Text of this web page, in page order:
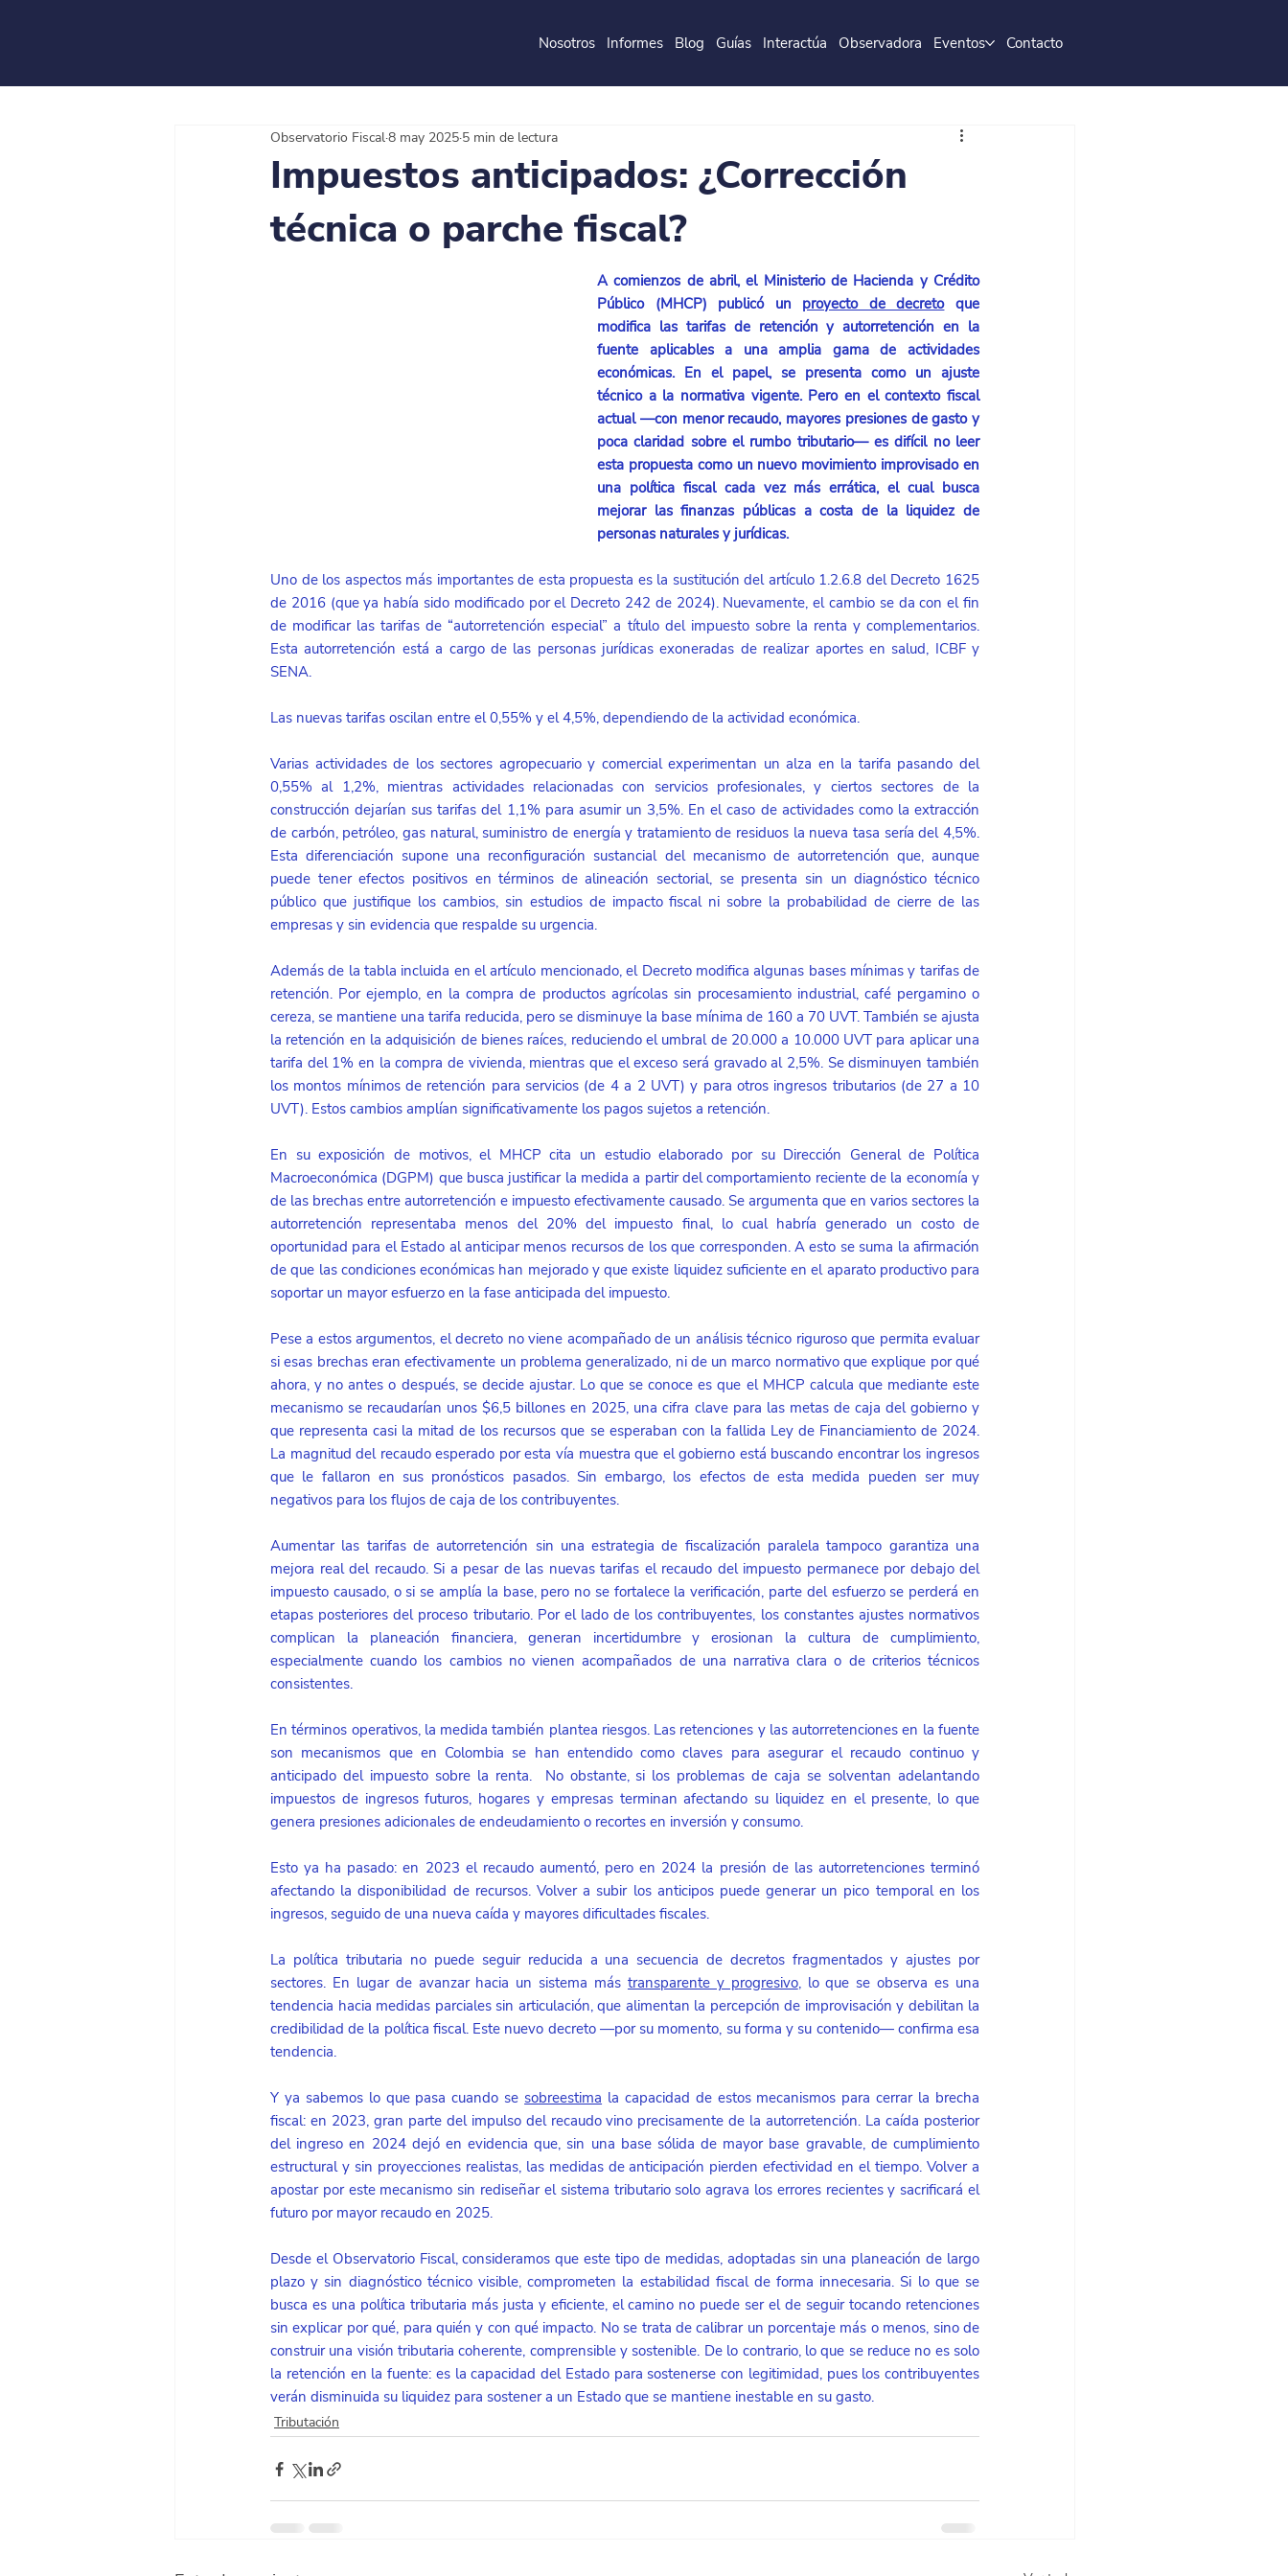
Nosotros Informes Blog Guías Interactúa Observadora Eventos Contacto
Impuestos anticipados: ¿Corrección
técnica o parche fiscal?
Observatorio Fiscal8 may 2025 5 min de lectura
A comienzos de abril, el Ministerio de Hacienda y Crédito
Público (MHCP) publicó un proyecto de decreto que
modifica las tarifas de retención y autorretención en la
fuente aplicables a una amplia gama de actividades
económicas. En el papel, se presenta como un ajuste
técnico a la normativa vigente. Pero en el contexto fiscal
actual —con menor recaudo, mayores presiones de gasto y
poca claridad sobre el rumbo tributario— es difícil no leer
esta propuesta como un nuevo movimiento improvisado en
una política fiscal cada vez más errática, el cual busca
mejorar las finanzas públicas a costa de la liquidez de
personas naturales y jurídicas.
Uno de los aspectos más importantes de esta propuesta es la sustitución del artículo 1.2.6.8 del Decreto 1625
de 2016 (que ya había sido modificado por el Decreto 242 de 2024). Nuevamente, el cambio se da con el fin
de modificar las tarifas de “autorretención especial” a título del impuesto sobre la renta y complementarios.
Esta autorretención está a cargo de las personas jurídicas exoneradas de realizar aportes en salud, ICBF y
SENA.
Las nuevas tarifas oscilan entre el 0,55% y el 4,5%, dependiendo de la actividad económica.
Varias actividades de los sectores agropecuario y comercial experimentan un alza en la tarifa pasando del
0,55% al 1,2%, mientras actividades relacionadas con servicios profesionales, y ciertos sectores de la
construcción dejarían sus tarifas del 1,1% para asumir un 3,5%. En el caso de actividades como la extracción
de carbón, petróleo, gas natural, suministro de energía y tratamiento de residuos la nueva tasa sería del 4,5%.
Esta diferenciación supone una reconfiguración sustancial del mecanismo de autorretención que, aunque
puede tener efectos positivos en términos de alineación sectorial, se presenta sin un diagnóstico técnico
público que justifique los cambios, sin estudios de impacto fiscal ni sobre la probabilidad de cierre de las
empresas y sin evidencia que respalde su urgencia.
Además de la tabla incluida en el artículo mencionado, el Decreto modifica algunas bases mínimas y tarifas de
retención. Por ejemplo, en la compra de productos agrícolas sin procesamiento industrial, café pergamino o
cereza, se mantiene una tarifa reducida, pero se disminuye la base mínima de 160 a 70 UVT. También se ajusta
la retención en la adquisición de bienes raíces, reduciendo el umbral de 20.000 a 10.000 UVT para aplicar una
tarifa del 1% en la compra de vivienda, mientras que el exceso será gravado al 2,5%. Se disminuyen también
los montos mínimos de retención para servicios (de 4 a 2 UVT) y para otros ingresos tributarios (de 27 a 10
UVT). Estos cambios amplían significativamente los pagos sujetos a retención.
En su exposición de motivos, el MHCP cita un estudio elaborado por su Dirección General de Política
Macroeconómica (DGPM) que busca justificar la medida a partir del comportamiento reciente de la economía y
de las brechas entre autorretención e impuesto efectivamente causado. Se argumenta que en varios sectores la
autorretención representaba menos del 20% del impuesto final, lo cual habría generado un costo de
oportunidad para el Estado al anticipar menos recursos de los que corresponden. A esto se suma la afirmación
de que las condiciones económicas han mejorado y que existe liquidez suficiente en el aparato productivo para
soportar un mayor esfuerzo en la fase anticipada del impuesto.
Pese a estos argumentos, el decreto no viene acompañado de un análisis técnico riguroso que permita evaluar
si esas brechas eran efectivamente un problema generalizado, ni de un marco normativo que explique por qué
ahora, y no antes o después, se decide ajustar. Lo que se conoce es que el MHCP calcula que mediante este
mecanismo se recaudarían unos $6,5 billones en 2025, una cifra clave para las metas de caja del gobierno y
que representa casi la mitad de los recursos que se esperaban con la fallida Ley de Financiamiento de 2024.
La magnitud del recaudo esperado por esta vía muestra que el gobierno está buscando encontrar los ingresos
que le fallaron en sus pronósticos pasados. Sin embargo, los efectos de esta medida pueden ser muy
negativos para los flujos de caja de los contribuyentes.
Aumentar las tarifas de autorretención sin una estrategia de fiscalización paralela tampoco garantiza una
mejora real del recaudo. Si a pesar de las nuevas tarifas el recaudo del impuesto permanece por debajo del
impuesto causado, o si se amplía la base, pero no se fortalece la verificación, parte del esfuerzo se perderá en
etapas posteriores del proceso tributario. Por el lado de los contribuyentes, los constantes ajustes normativos
complican la planeación financiera, generan incertidumbre y erosionan la cultura de cumplimiento,
especialmente cuando los cambios no vienen acompañados de una narrativa clara o de criterios técnicos
consistentes.
En términos operativos, la medida también plantea riesgos. Las retenciones y las autorretenciones en la fuente
son mecanismos que en Colombia se han entendido como claves para asegurar el recaudo continuo y
anticipado del impuesto sobre la renta.  No obstante, si los problemas de caja se solventan adelantando
impuestos de ingresos futuros, hogares y empresas terminan afectando su liquidez en el presente, lo que
genera presiones adicionales de endeudamiento o recortes en inversión y consumo.
Esto ya ha pasado: en 2023 el recaudo aumentó, pero en 2024 la presión de las autorretenciones terminó
afectando la disponibilidad de recursos. Volver a subir los anticipos puede generar un pico temporal en los
ingresos, seguido de una nueva caída y mayores dificultades fiscales.
La política tributaria no puede seguir reducida a una secuencia de decretos fragmentados y ajustes por
sectores. En lugar de avanzar hacia un sistema más transparente y progresivo, lo que se observa es una
tendencia hacia medidas parciales sin articulación, que alimentan la percepción de improvisación y debilitan la
credibilidad de la política fiscal. Este nuevo decreto —por su momento, su forma y su contenido— confirma esa
tendencia.
Y ya sabemos lo que pasa cuando se sobreestima la capacidad de estos mecanismos para cerrar la brecha
fiscal: en 2023, gran parte del impulso del recaudo vino precisamente de la autorretención. La caída posterior
del ingreso en 2024 dejó en evidencia que, sin una base sólida de mayor base gravable, de cumplimiento
estructural y sin proyecciones realistas, las medidas de anticipación pierden efectividad en el tiempo. Volver a
apostar por este mecanismo sin rediseñar el sistema tributario solo agrava los errores recientes y sacrificará el
futuro por mayor recaudo en 2025.
Desde el Observatorio Fiscal, consideramos que este tipo de medidas, adoptadas sin una planeación de largo
plazo y sin diagnóstico técnico visible, comprometen la estabilidad fiscal de forma innecesaria. Si lo que se
busca es una política tributaria más justa y eficiente, el camino no puede ser el de seguir tocando retenciones
sin explicar por qué, para quién y con qué impacto. No se trata de calibrar un porcentaje más o menos, sino de
construir una visión tributaria coherente, comprensible y sostenible. De lo contrario, lo que se reduce no es solo
la retención en la fuente: es la capacidad del Estado para sostenerse con legitimidad, pues los contribuyentes
verán disminuida su liquidez para sostener a un Estado que se mantiene inestable en su gasto.
Tributación